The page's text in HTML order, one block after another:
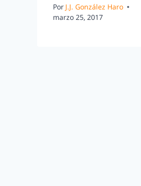
Por J.J. González Haro
marzo 25, 2017